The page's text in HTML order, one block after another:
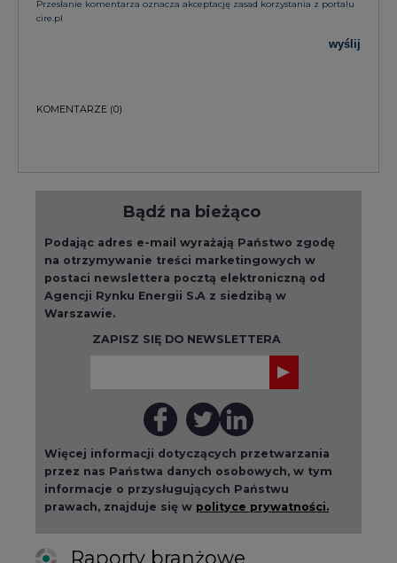
Przesłanie komentarza oznacza akceptację zasad korzystania z portalu
cire.pl
wyślij
KOMENTARZE (0)
Bądź na bieżąco
Podając adres e-mail wyrażają Państwo zgodę
na otrzymywanie treści marketingowych w
postaci newslettera pocztą elektroniczną od
Agencji Rynku Energii S.A z siedzibą w
Warszawie.
ZAPISZ SIĘ DO NEWSLETTERA
Więcej informacji dotyczących przetwarzania
przez nas Państwa danych osobowych, w tym
informacje o przysługujących Państwu
prawach, znajduje się w polityce prywatności.
Raporty branżowe